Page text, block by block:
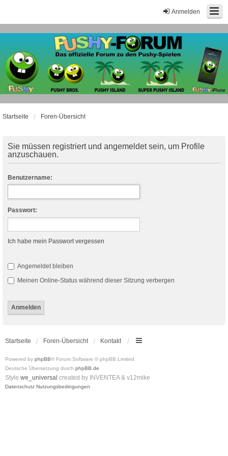
Anmelden
Startseite Foren-Übersicht
Sie müssen registriert und angemeldet sein, um Profile
anzuschauen.
Benutzername:
Passwort:
Ich habe mein Passwort vergessen
Angemeldet bleiben
Meinen Online-Status während dieser Sitzung verbergen
Startseite Foren-Übersicht Kontakt
Powered by phpBB® Forum Software © phpBB Limited
Deutsche Übersetzung durch phpBB.de
Style we_universal created by INVENTEA & v12mike
Datenschutz Nutzungsbedingungen